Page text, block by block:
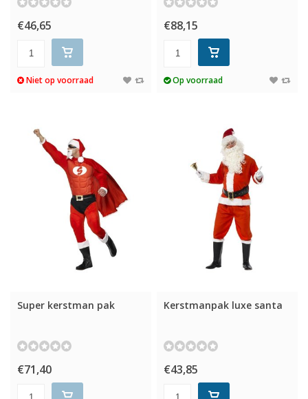
€46,65
Niet op voorraad
€88,15
Op voorraad
Super kerstman pak
€71,40
Kerstmanpak luxe santa
€43,85